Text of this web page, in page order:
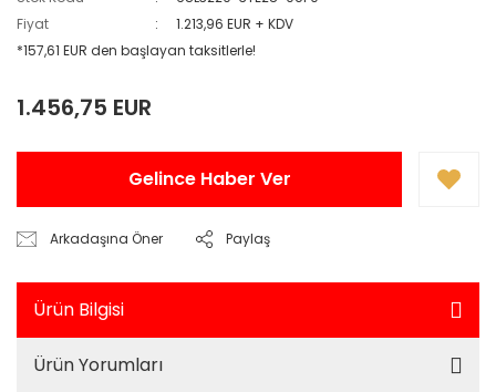
Fiyat
1.213,96 EUR + KDV
*157,61 EUR den başlayan taksitlerle!
1.456,75 EUR
Gelince Haber Ver
Arkadaşına Öner Paylaş
Ürün Bilgisi
Ürün Yorumları